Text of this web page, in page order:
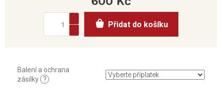
Balení a ochrana
zásilky
?
cena:
Přidat do košíku